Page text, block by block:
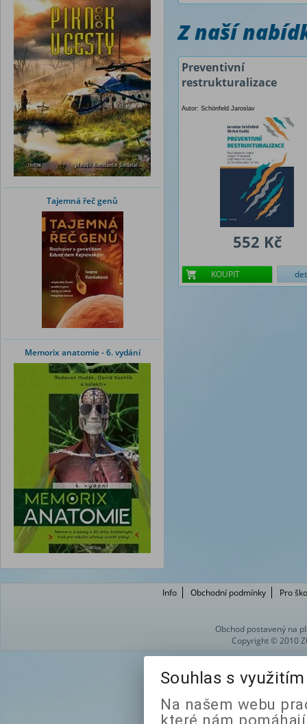
Tajemná řeč genů
Memorix anatomie - 6. vydání
Z naší
Preventivní
restrukturalizace
Autor: Schönfeld Jaroslav
552 Kč
KOUPIT
Info Obchodní podmínky Pro
Obchod postavený na
Copyright © 2010
Souhlas s
Na našem webu
které nám